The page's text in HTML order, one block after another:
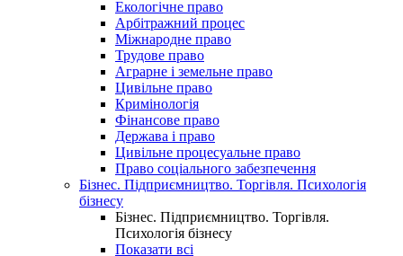
Екологічне право
Арбітражний процес
Міжнародне право
Трудове право
Аграрне і земельне право
Цивільне право
Кримінологія
Фінансове право
Держава і право
Цивільне процесуальне право
Право соціального забезпечення
Бізнес. Підприємництво. Торгівля. Психологія
бізнесу
Бізнес. Підприємництво. Торгівля.
Психологія бізнесу
Показати всі